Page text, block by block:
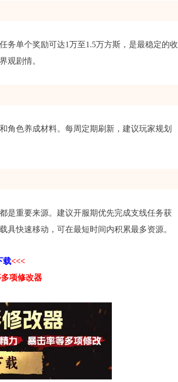
务单个奖励可达1万至1.5万方斯，是最稳定的收
观剧情。
角色养成材料。每周定期刷新，建议玩家规划
是重要来源。建议开服期优先完成支线任务获
快速移动，可在最短时间内积累最多资源。
载<<<
多项修改器